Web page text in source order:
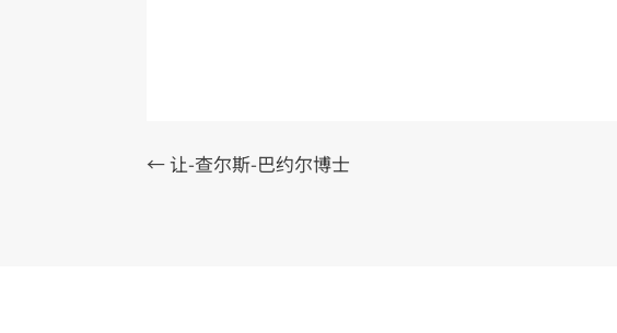
←让-查尔斯-巴约尔博士